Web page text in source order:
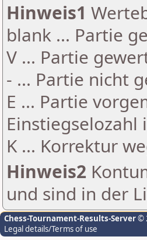
Hinweis1
blank ... Partie
V ... Partie
- ... Partie nicht
E ... Partie
K ... Korrektur
Hinweis2
und sind in der
Chess-Tournament-Results-Server©
Legal details/Terms of use